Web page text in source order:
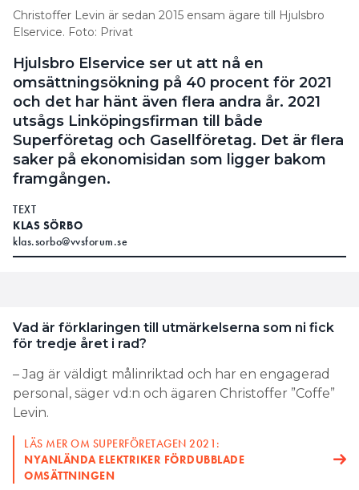
Christoffer Levin är sedan 2015 ensam ägare till Hjulsbro
Elservice. Foto: Privat
Hjulsbro Elservice ser ut att nå en
omsättningsökning på 40 procent för 2021
och det har hänt även flera andra år. 2021
utsågs Linköpingsfirman till både
Superföretag och Gasellföretag. Det är flera
saker på ekonomisidan som ligger bakom
framgången.
TEXT
KLAS SÖRBO
klas.sorbo@vvsforum.se
Vad är förklaringen till utmärkelserna som ni fick
för tredje året i rad?
– Jag är väldigt målinriktad och har en engagerad
personal, säger vd:n och ägaren Christoffer ”Coffe”
Levin.
LÄS MER OM SUPERFÖRETAGEN 2021:
NYANLÄNDA ELEKTRIKER FÖRDUBBLADE
OMSÄTTNINGEN